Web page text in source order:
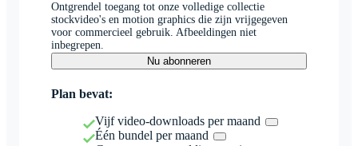
Ontgrendel toegang tot onze volledige collectie
stockvideo's en motion graphics die zijn vrijgegeven
voor commercieel gebruik. Afbeeldingen niet
inbegrepen.
Nu abonneren
Plan bevat:
Vijf video-downloads per maand
Één bundel per maand